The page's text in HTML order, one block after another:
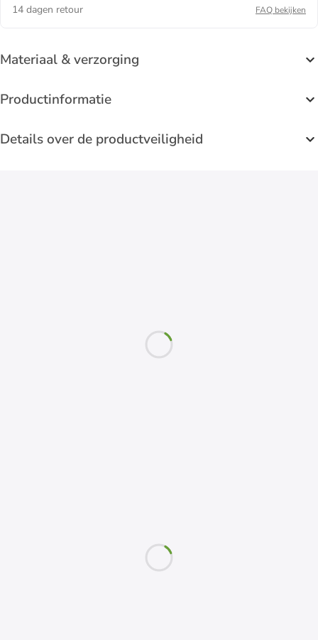
14 dagen retour
FAQ bekijken
Materiaal & verzorging
Productinformatie
Details over de productveiligheid